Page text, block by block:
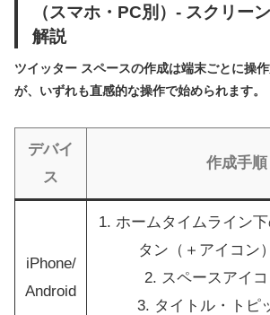
（スマホ・PC別）- スクリー
解説
ツイッター スペースの作成は端末ごとに操
が、いずれも直感的な操作で始められます。
デバイ
ス
作成手順
iPhone/
Android
1. ホームタイムライン
タン（＋アイコン
2. スペースアイ
3. タイトル・トピ